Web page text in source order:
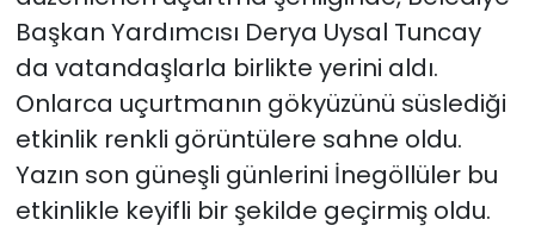
Başkan Yardımcısı Derya Uysal Tuncay
da vatandaşlarla birlikte yerini aldı.
Onlarca uçurtmanın gökyüzünü süslediği
etkinlik renkli görüntülere sahne oldu.
Yazın son güneşli günlerini İnegöllüler bu
etkinlikle keyifli bir şekilde geçirmiş oldu.